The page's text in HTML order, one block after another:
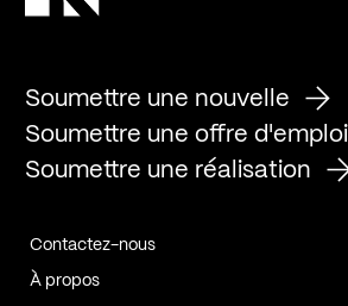
Soumettre une nouvelle
Soumettre une offre d'emploi
Soumettre une réalisation
Contactez-nous
À propos